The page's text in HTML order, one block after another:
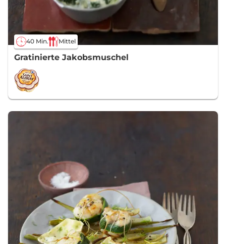
40 Min. Mittel
Gratinierte Jakobsmuschel